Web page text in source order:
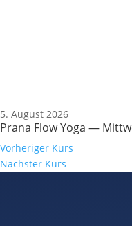
5. August 2026
Prana Flow Yoga —
Vorheriger Kurs
Nächster Kurs